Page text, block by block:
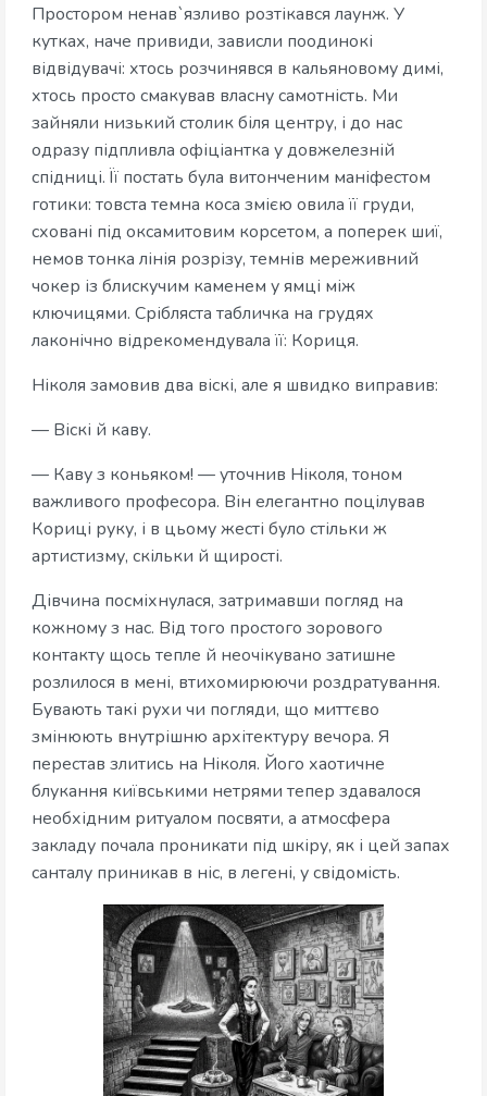
Простором ненав`язливо розтікався лаунж. У
кутках, наче привиди, зависли поодинокі
відвідувачі: хтось розчинявся в кальяновому димі,
хтось просто смакував власну самотність. Ми
зайняли низький столик біля центру, і до нас
одразу підпливла офіціантка у довжелезній
спідниці. Її постать була витонченим маніфестом
готики: товста темна коса змією овила її груди,
сховані під оксамитовим корсетом, а поперек шиї,
немов тонка лінія розрізу, темнів мереживний
чокер із блискучим каменем у ямці між
ключицями. Срібляста табличка на грудях
лаконічно відрекомендувала її: Кориця.
Ніколя замовив два віскі, але я швидко виправив:
— Віскі й каву.
— Каву з коньяком! — уточнив Ніколя, тоном
важливого професора. Він елегантно поцілував
Кориці руку, і в цьому жесті було стільки ж
артистизму, скільки й щирості.
Дівчина посміхнулася, затримавши погляд на
кожному з нас. Від того простого зорового
контакту щось тепле й неочікувано затишне
розлилося в мені, втихомирюючи роздратування.
Бувають такі рухи чи погляди, що миттєво
змінюють внутрішню архітектуру вечора. Я
перестав злитись на Ніколя. Його хаотичне
блукання київськими нетрями тепер здавалося
необхідним ритуалом посвяти, а атмосфера
закладу почала проникати під шкіру, як і цей запах
санталу приникав в ніс, в легені, у свідомість.